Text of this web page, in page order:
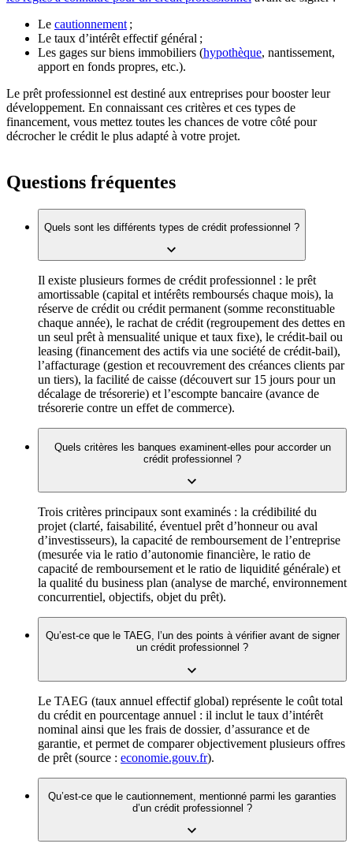
Le cautionnement ;
Le taux d’intérêt effectif général ;
Les gages sur biens immobiliers (hypothèque, nantissement,
apport en fonds propres, etc.).
Le prêt professionnel est destiné aux entreprises pour booster leur
développement. En connaissant ces critères et ces types de
financement, vous mettez toutes les chances de votre côté pour
décrocher le crédit le plus adapté à votre projet.
Questions fréquentes
Quels sont les différents types de crédit professionnel ?
Il existe plusieurs formes de crédit professionnel : le prêt
amortissable (capital et intérêts remboursés chaque mois), la
réserve de crédit ou crédit permanent (somme reconstituable
chaque année), le rachat de crédit (regroupement des dettes en
un seul prêt à mensualité unique et taux fixe), le crédit-bail ou
leasing (financement des actifs via une société de crédit-bail),
l’affacturage (gestion et recouvrement des créances clients par
un tiers), la facilité de caisse (découvert sur 15 jours pour un
décalage de trésorerie) et l’escompte bancaire (avance de
trésorerie contre un effet de commerce).
Quels critères les banques examinent-elles pour accorder un
crédit professionnel ?
Trois critères principaux sont examinés : la crédibilité du
projet (clarté, faisabilité, éventuel prêt d’honneur ou aval
d’investisseurs), la capacité de remboursement de l’entreprise
(mesurée via le ratio d’autonomie financière, le ratio de
capacité de remboursement et le ratio de liquidité générale) et
la qualité du business plan (analyse de marché, environnement
concurrentiel, objectifs, objet du prêt).
Qu’est-ce que le TAEG, l’un des points à vérifier avant de signer
un crédit professionnel ?
Le TAEG (taux annuel effectif global) représente le coût total
du crédit en pourcentage annuel : il inclut le taux d’intérêt
nominal ainsi que les frais de dossier, d’assurance et de
garantie, et permet de comparer objectivement plusieurs offres
de prêt (source : economie.gouv.fr).
Qu’est-ce que le cautionnement, mentionné parmi les garanties
d’un crédit professionnel ?